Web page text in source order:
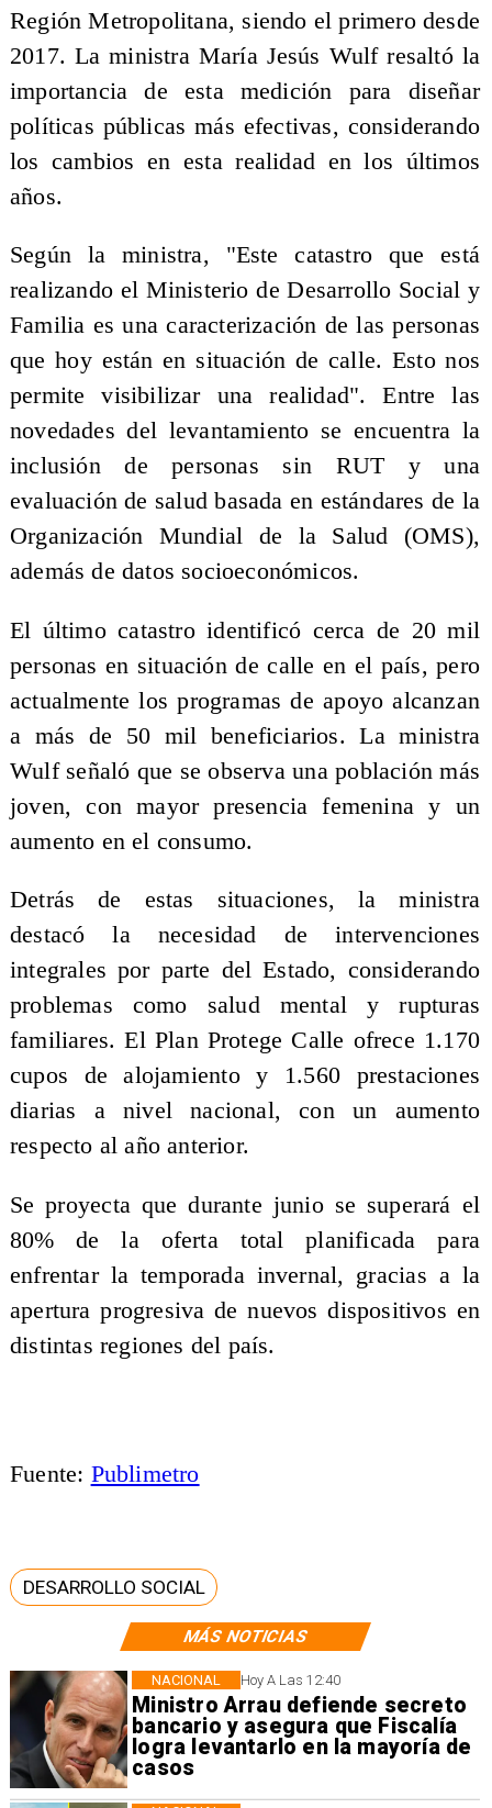
MÁS NOTICIAS
Hoy A Las 12:40
Ministro Arrau defiende secreto
bancario y asegura que Fiscalía
logra levantarlo en la mayoría de
casos
NACIONAL
Región Metropolitana, siendo el primero desde
2017. La ministra María Jesús Wulf resaltó la
importancia de esta medición para diseñar
políticas públicas más efectivas, considerando
los cambios en esta realidad en los últimos
años.
Según la ministra, "Este catastro que está
realizando el Ministerio de Desarrollo Social y
Familia es una caracterización de las personas
que hoy están en situación de calle. Esto nos
permite visibilizar una realidad". Entre las
novedades del levantamiento se encuentra la
inclusión de personas sin RUT y una
evaluación de salud basada en estándares de la
Organización Mundial de la Salud (OMS),
además de datos socioeconómicos.
El último catastro identificó cerca de 20 mil
personas en situación de calle en el país, pero
actualmente los programas de apoyo alcanzan
a más de 50 mil beneficiarios. La ministra
Wulf señaló que se observa una población más
joven, con mayor presencia femenina y un
aumento en el consumo.
Detrás de estas situaciones, la ministra
destacó la necesidad de intervenciones
integrales por parte del Estado, considerando
problemas como salud mental y rupturas
familiares. El Plan Protege Calle ofrece 1.170
cupos de alojamiento y 1.560 prestaciones
diarias a nivel nacional, con un aumento
respecto al año anterior.
Se proyecta que durante junio se superará el
80% de la oferta total planificada para
enfrentar la temporada invernal, gracias a la
apertura progresiva de nuevos dispositivos en
distintas regiones del país.
Fuente: Publimetro
DESARROLLO SOCIAL